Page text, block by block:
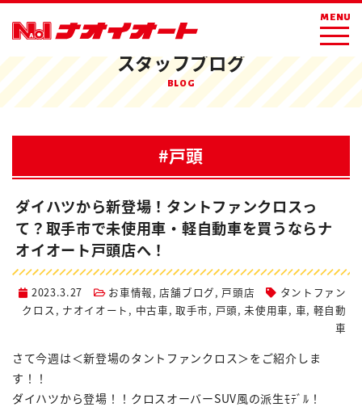
MENU
スタッフブログ
BLOG
#戸頭
ダイハツから新登場！タントファンクロスっ
て？取手市で未使用車・軽自動車を買うならナ
オイオート戸頭店へ！
2023.3.27 お車情報, 店舗ブログ, 戸頭店
タントファン
クロス , ナオイオート , 中古車,取手市, 戸頭,未使用車, 車, 軽自動
車
さて今週は＜新登場のタントファンクロス＞をご紹介しま
す！！
ダイハツから登場！！クロスオーバーSUV風の派生ﾓﾃﾞﾙ！